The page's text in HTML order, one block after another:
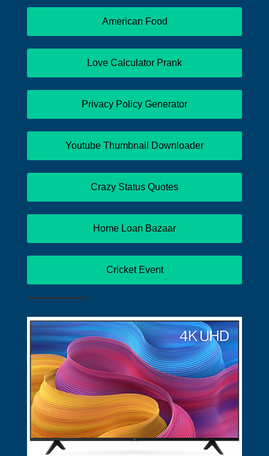
American Food
Love Calculator Prank
Privacy Policy Generator
Youtube Thumbnail Downloader
Crazy Status Quotes
Home Loan Bazaar
Cricket Event